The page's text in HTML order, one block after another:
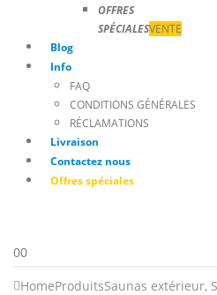
OFFRES
SPÉCIALESVENTE
Blog
Info
FAQ
CONDITIONS GÉNÉRALES
RÉCLAMATIONS
Livraison
Contactez nous
Offres spéciales
00
HomeProduitsSaunas extérieur,